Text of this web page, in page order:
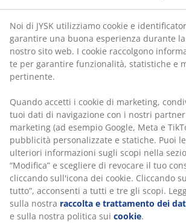
Noi di JYSK utilizziamo cookie e
garantire una buona esperienza durante
nostro sito web. I cookie raccolgono
te per garantire funzionalità, statistiche e
pertinente.
Quando accetti i cookie di marketing,
tuoi dati di navigazione con i nostri
marketing (ad esempio Google, Meta e
pubblicità personalizzate e statiche. Puoi
ulteriori informazioni sugli scopi nella
“Modifica” e scegliere di revocare il tuo
cliccando sull'icona dei cookie. Cliccando
tutto”, acconsenti a tutti e tre gli scopi.
sulla nostra raccolta e trattamento dei
e sulla nostra politica sui cookie.